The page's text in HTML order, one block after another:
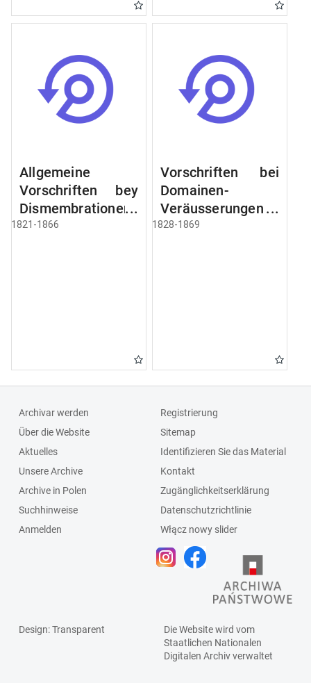
Allgemeine
Vorschriften bey
Dismembrationen
Domainen-
1821-1866
Vorschriften bei
Domainen-
Veräusserungen
und
1828-1869
Archivar werden
Über die Website
Aktuelles
Unsere Archive
Archive in Polen
Suchhinweise
Anmelden
Registrierung
Sitemap
Identifizieren Sie das Material
Kontakt
Zugänglichkeitserklärung
Datenschutzrichtlinie
Włącz nowy slider
Design: Transparent
Die Website wird vom
Staatlichen Nationalen
Digitalen Archivverwaltet